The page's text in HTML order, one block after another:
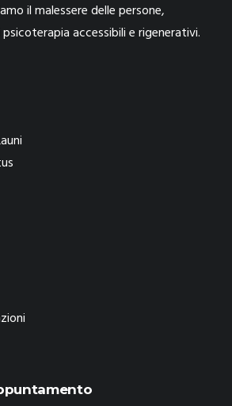
il malessere delle persone,
accessibili e rigenerativi.